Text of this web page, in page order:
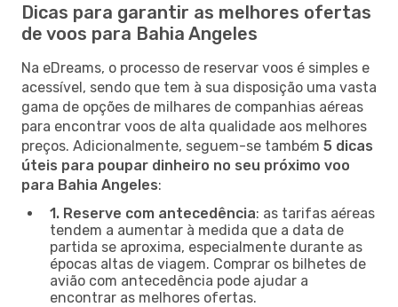
Dicas para garantir as melhores ofertas
de voos para Bahia Angeles
Na eDreams, o processo de reservar voos é simples e
acessível, sendo que tem à sua disposição uma vasta
gama de opções de milhares de companhias aéreas
para encontrar voos de alta qualidade aos melhores
preços. Adicionalmente, seguem-se também 5 dicas
úteis para poupar dinheiro no seu próximo voo
para Bahia Angeles:
1. Reserve com antecedência: as tarifas aéreas
tendem a aumentar à medida que a data de
partida se aproxima, especialmente durante as
épocas altas de viagem. Comprar os bilhetes de
avião com antecedência pode ajudar a
encontrar as melhores ofertas.